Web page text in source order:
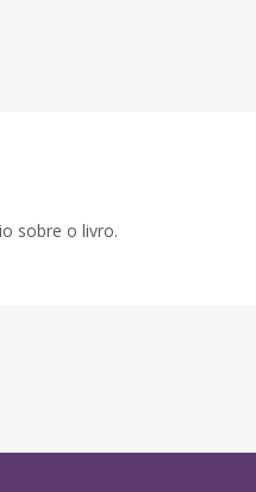
sobre o livro.